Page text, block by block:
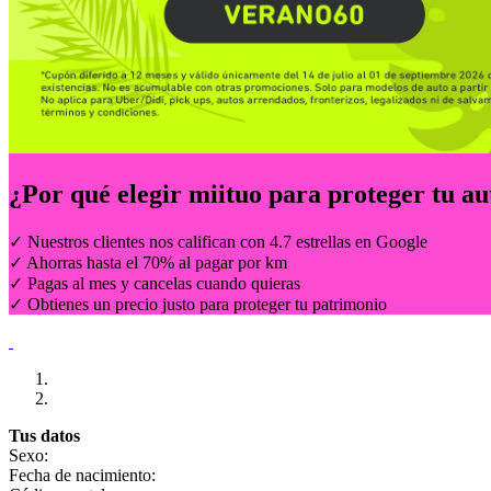
¿Por qué elegir miituo para proteger tu
✓ Nuestros clientes nos califican con 4.7 estrellas en Google
✓ Ahorras hasta el 70% al pagar por km
✓ Pagas al mes y cancelas cuando quieras
✓ Obtienes un precio justo para proteger tu patrimonio
Tus datos
Sexo:
Fecha de nacimiento: